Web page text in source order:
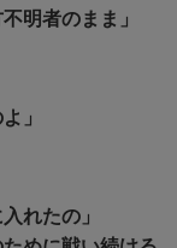
明者のまま」
」
れたの」